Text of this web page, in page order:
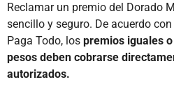
Reclamar un premio del Dorado
sencillo y seguro. De acuerdo
Paga Todo, los premios iguales
pesos deben cobrarse
autorizados.